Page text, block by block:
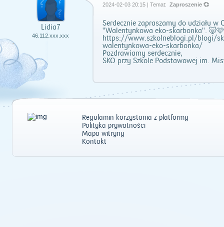
Lidia7
46.112.xxx.xxx
2024-02-03 20:15 | Temat: Zaproszenie 💞
Serdecznie zapraszamy do udziału
"Walentynkowa eko-skarbonka".
https://www.szkolneblogi.pl/blogi/
walentynkowa-eko-skarbonka/
Pozdrawiamy serdecznie,
SKO przy Szkole Podstawowej im.
Regulamin korzystania z platformy
Polityka prywatności
Mapa witryny
Kontakt